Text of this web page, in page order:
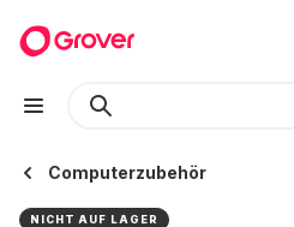
Computerzubehör
NICHT AUF LAGER